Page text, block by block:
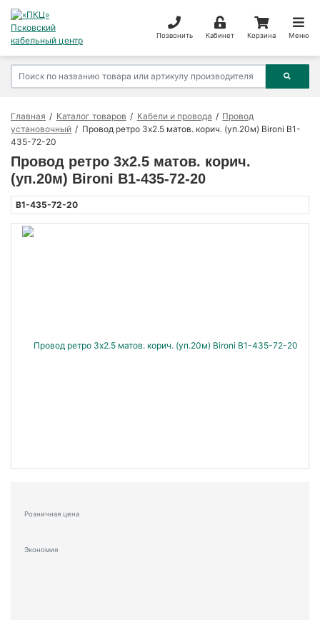
Позвонить Кабинет Корзина Меню
Главная Каталог товаров Кабели и провода
Провод
установочный
Провод ретро 3х2.5 матов. корич. (уп.20м) Bironi B1-
435-72-20
Провод ретро 3х2.5 матов. корич.
(уп.20м) Bironi B1-435-72-20
B1-435-72-20
Розничная цена
Экономия